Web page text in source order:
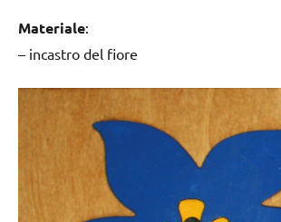
Materiale:
– incastro del fiore